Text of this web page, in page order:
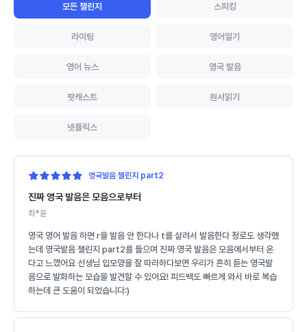
모든 챌린지 스피킹
라이팅 영어일기
영어 뉴스 영국 발음
팟캐스트 원서읽기
넷플릭스
영국발음 챌린지 part2
진짜 영국 발음은 모음으로부터
최*윤
영국 영어 발음 하면 r을 발음 안 한다나 t를 살려서 발음한다 정로도 생각했
는데 영국발음 챌린지 part2를 들으며 진짜 영국 발음은 모음에서부터 온
다고 느꼈어요 선생님 입모양을 잘 따라하다보면 우리가 흔히 듣는 영국발
음으로 발화하는 모습을 발견할 수 있어요! 피드백도 빠르게 와서 바로 복습
하는데 큰 도움이 되었습니다:)